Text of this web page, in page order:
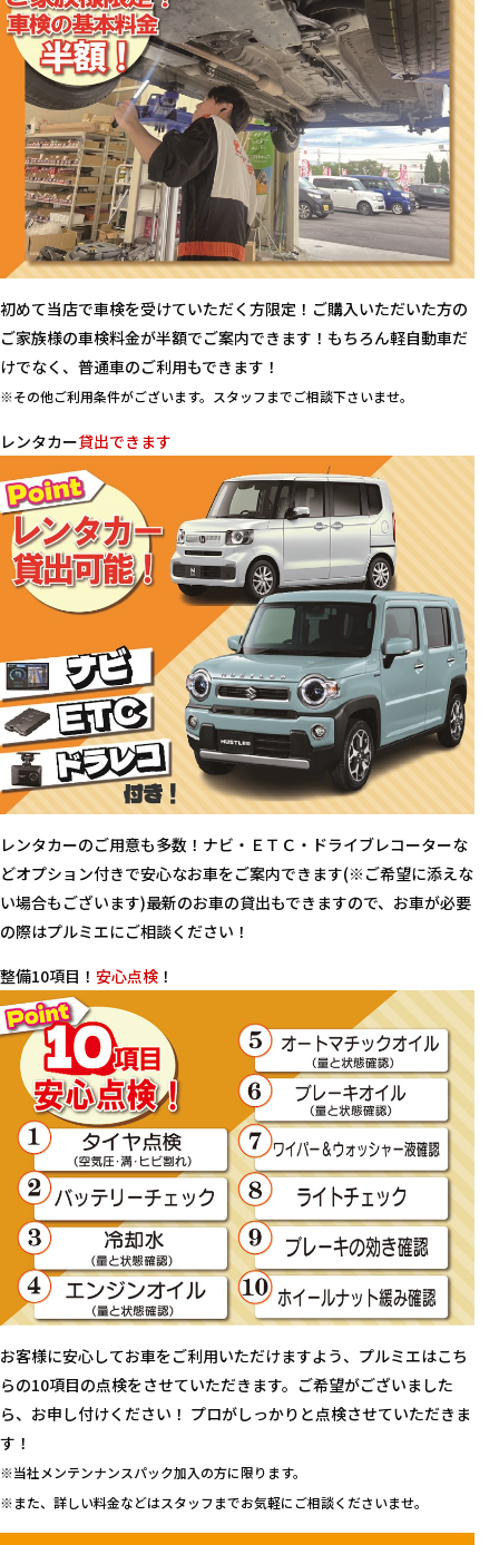
初めて当店で車検を受けていただく方限定！ご購入いただいた方の
ご家族様の車検料金が半額でご案内できます！もちろん軽自動車だ
けでなく、普通車のご利用もできます！
※その他ご利用条件がございます。スタッフまでご相談下さいませ。
レンタカー貸出できます
レンタカーのご用意も多数！ナビ・ＥＴＣ・ドライブレコーターな
どオプション付きで安心なお車をご案内できます(※ご希望に添えな
い場合もございます)最新のお車の貸出もできますので、お車が必要
の際はプルミエにご相談ください！
整備10項目！ 安心点検 ！
お客様に安心してお車をご利用いただけますよう、プルミエはこち
らの10項目の点検をさせていただきます。ご希望がございました
ら、お申し付けください！ プロがしっかりと点検させていただきま
す！
※当社メンテンナンスパック加入の方に限ります。
※また、詳しい料金などはスタッフまでお気軽にご相談くださいませ。